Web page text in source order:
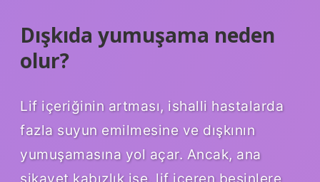
Dışkıda yumuşama neden
olur?
Lif içeriğinin artması, ishalli hastalarda
fazla suyun emilmesine ve dışkının
yumuşamasına yol açar. Ancak, ana
şikayet kabızlık ise, lif içeren besinlere